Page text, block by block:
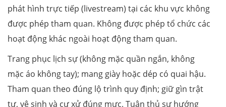
phát hình trực tiếp (livestream) tại các khu vực không
được phép tham quan. Không được phép tổ chức các
hoạt động khác ngoài hoạt động tham quan.
Trang phục lịch sự (không mặc quần ngắn, không
mặc áo không tay); mang giày hoặc dép có quai hậu.
Tham quan theo đúng lộ trình quy định; giữ gìn trật
tự, vệ sinh và cư xử đúng mực. Tuân thủ sự hướng